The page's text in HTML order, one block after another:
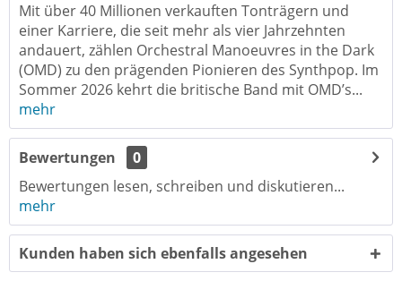
Mit über 40 Millionen verkauften Tonträgern und
einer Karriere, die seit mehr als vier Jahrzehnten
andauert, zählen Orchestral Manoeuvres in the Dark
(OMD) zu den prägenden Pionieren des Synthpop. Im
Sommer 2026 kehrt die britische Band mit OMD’s...
mehr
Bewertungen
0
Bewertungen lesen, schreiben und diskutieren...
mehr
Kunden haben sich ebenfalls angesehen